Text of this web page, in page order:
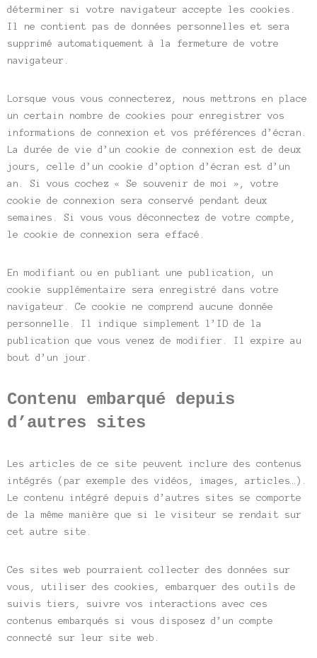
déterminer si votre navigateur accepte les cookies.
Il ne contient pas de données personnelles et sera
supprimé automatiquement à la fermeture de votre
navigateur.
Lorsque vous vous connecterez, nous mettrons en place
un certain nombre de cookies pour enregistrer vos
informations de connexion et vos préférences d’écran.
La durée de vie d’un cookie de connexion est de deux
jours, celle d’un cookie d’option d’écran est d’un
an. Si vous cochez « Se souvenir de moi », votre
cookie de connexion sera conservé pendant deux
semaines. Si vous vous déconnectez de votre compte,
le cookie de connexion sera effacé.
En modifiant ou en publiant une publication, un
cookie supplémentaire sera enregistré dans votre
navigateur. Ce cookie ne comprend aucune donnée
personnelle. Il indique simplement l’ID de la
publication que vous venez de modifier. Il expire au
bout d’un jour.
Contenu embarqué depuis
d’autres sites
Les articles de ce site peuvent inclure des contenus
intégrés (par exemple des vidéos, images, articles…).
Le contenu intégré depuis d’autres sites se comporte
de la même manière que si le visiteur se rendait sur
cet autre site.
Ces sites web pourraient collecter des données sur
vous, utiliser des cookies, embarquer des outils de
suivis tiers, suivre vos interactions avec ces
contenus embarqués si vous disposez d’un compte
connecté sur leur site web.